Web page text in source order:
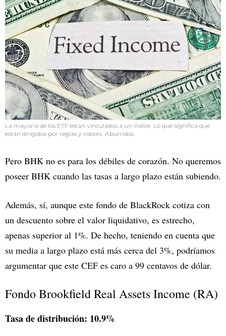
La mayoría de los ETF están vinculados a un índice. Lo que significa que
están dirigidos por reglas y robots. Aburridos.
Pero BHK no es para los débiles de corazón. No queremos
poseer BHK cuando las tasas a largo plazo están subiendo.
Además, sí, aunque este fondo de BlackRock cotiza con
un descuento sobre el valor liquidativo, es estrecho,
apenas superior al 1%. De hecho, teniendo en cuenta que
su media a largo plazo está más cerca del 3%, podríamos
argumentar que este CEF es caro a 99 centavos de dólar.
Fondo Brookfield Real Assets Income (RA)
Tasa de distribución: 10.9%